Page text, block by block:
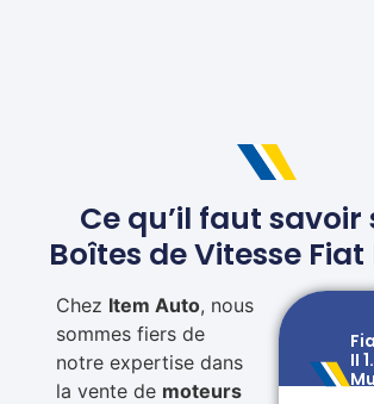
Ce qu’il faut savoir
Boîtes de Vitesse
Chez Item Auto, nous
sommes fiers de
notre expertise dans
la vente de moteurs
II